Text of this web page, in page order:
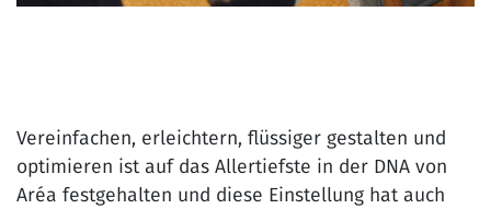
Vereinfachen, erleichtern, flüssiger gestalten und
optimieren ist auf das Allertiefste in der DNA von
Aréa festgehalten und diese Einstellung hat auch